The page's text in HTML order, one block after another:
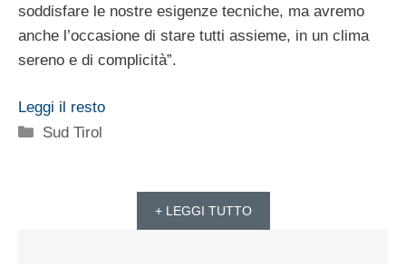
soddisfare le nostre esigenze tecniche, ma avremo
anche l’occasione di stare tutti assieme, in un clima
sereno e di complicità”.
Leggi il resto
Categorie
Sud Tirol
+ LEGGI TUTTO